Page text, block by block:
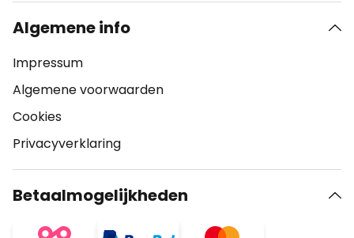
Algemene info
Impressum
Algemene voorwaarden
Cookies
Privacyverklaring
Betaalmogelijkheden